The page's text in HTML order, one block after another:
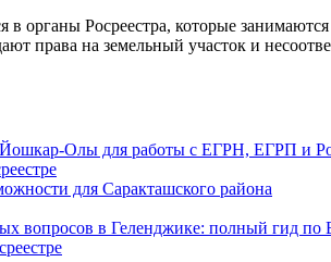
органы Росреестра, которые
права на земельный участок и
Йошкар-Олы для работы с ЕГРН, ЕГРП и
для Саракташского района
вопросов в Геленджике: полный гид